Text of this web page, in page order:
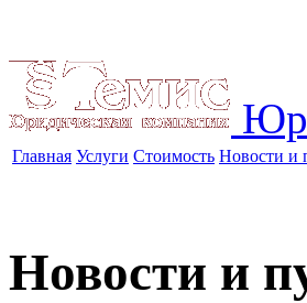
Главная Услуги Стоимость Новости и
Новости и